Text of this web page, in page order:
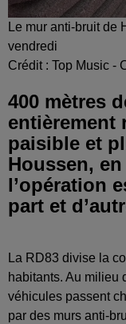
Le mur anti-bruit de
vendredi
Crédit : Top Music -
400 mètres
entièrement
paisible et
Houssen,
l’opération
part et
La RD83 divise la
habitants. Au milieu
véhicules passent
par des murs anti-